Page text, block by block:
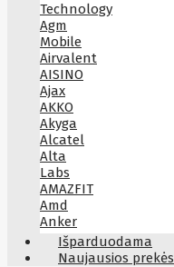
Technology
Agm
Mobile
Airvalent
AISINO
Ajax
AKKO
Akyga
Alcatel
Alta
Labs
AMAZFIT
Amd
Anker
Antec
Aoc
Išparduodama
Naujausios prekės